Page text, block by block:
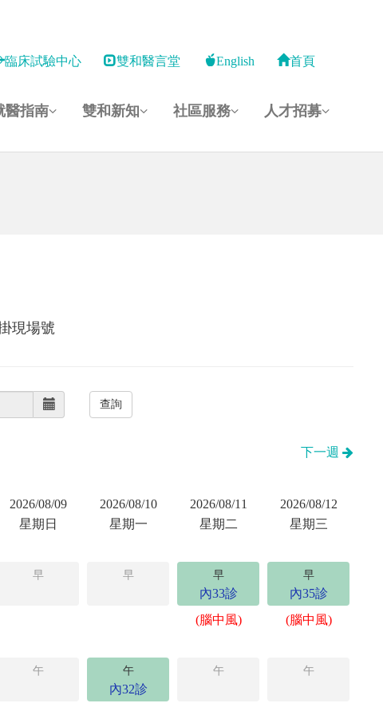
臨床試驗中心 雙和醫言堂 English 首頁
醫指南 雙和新知 社區服務 人才招募
現場號
下一週
2026/08/09
星期日
2026/08/10
星期一
2026/08/11
星期二
2026/08/12
星期三
早 早 早
內33診
(腦中風)
早
內35診
(腦中風)
午 午
內32診
午 午